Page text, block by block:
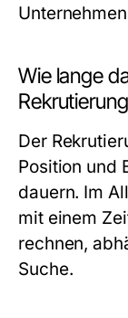
Wie lange
Der
Position und
dauern. Im
mit einem
rechnen,
Suche.